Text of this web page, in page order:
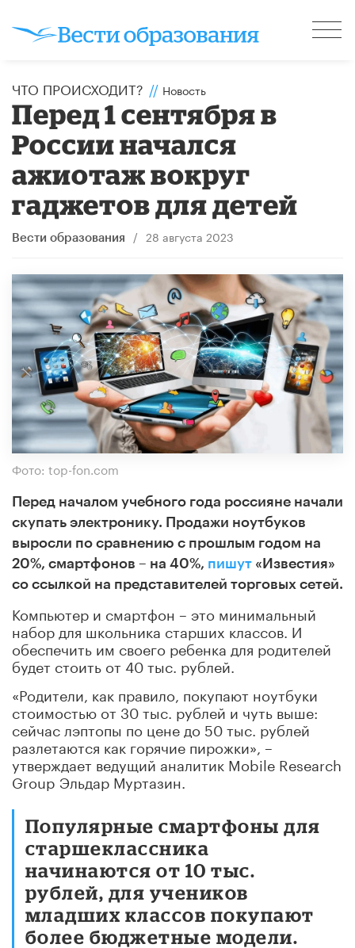
ЧТО ПРОИСХОДИТ? // Новость
Перед 1 сентября в
России начался
ажиотаж вокруг
гаджетов для детей
Вести образования / 28 августа 2023
Фото: top-fon.com
Перед началом учебного года россияне начали
скупать электронику. Продажи ноутбуков
выросли по сравнению с прошлым годом на
20%, смартфонов – на 40%, пишут «Известия»
со ссылкой на представителей торговых сетей.
Компьютер и смартфон – это минимальный
набор для школьника старших классов. И
обеспечить им своего ребенка для родителей
будет стоить от 40 тыс. рублей.
«Родители, как правило, покупают ноутбуки
стоимостью от 30 тыс. рублей и чуть выше:
сейчас лэптопы по цене до 50 тыс. рублей
разлетаются как горячие пирожки», –
утверждает ведущий аналитик Mobile Research
Group Эльдар Муртазин.
Популярные смартфоны для
старшеклассника
начинаются от 10 тыс.
рублей, для учеников
младших классов покупают
более бюджетные модели.